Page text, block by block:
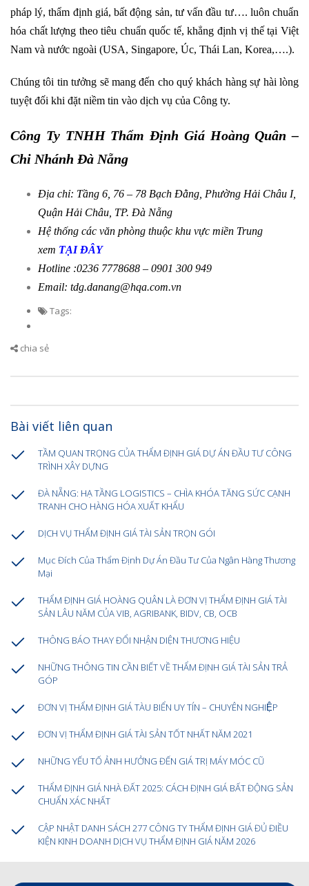
pháp lý, thẩm định giá, bất động sản, tư vấn đầu tư…. luôn chuẩn
hóa chất lượng theo tiêu chuẩn quốc tế, khẳng định vị thế tại Việt
Nam và nước ngoài (USA, Singapore, Úc, Thái Lan, Korea,….).
Chúng tôi tin tưởng sẽ mang đến cho quý khách hàng sự hài lòng
tuyệt đối khi đặt niềm tin vào dịch vụ của Công ty.
Công Ty TNHH Thẩm Định Giá Hoàng Quân –
Chi Nhánh Đà Nẵng
Địa chỉ: Tầng 6, 76 – 78 Bạch Đằng, Phường Hải Châu I,
Quận Hải Châu, TP. Đà Nẵng
Hệ thống các văn phòng thuộc khu vực miền Trung
xem TẠI ĐÂY
Hotline :0236 7778688 – 0901 300 949
Email: tdg.danang@hqa.com.vn
Tags:
chia sẻ
Bài viết liên quan
TẦM QUAN TRỌNG CỦA THẨM ĐỊNH GIÁ DỰ ÁN ĐẦU TƯ CÔNG
TRÌNH XÂY DỰNG
ĐÀ NẴNG: HẠ TẦNG LOGISTICS – CHÌA KHÓA TĂNG SỨC CẠNH
TRANH CHO HÀNG HÓA XUẤT KHẨU
DỊCH VỤ THẨM ĐỊNH GIÁ TÀI SẢN TRỌN GÓI
Mục Đích Của Thẩm Định Dự Án Đầu Tư Của Ngân Hàng Thương
Mại
THẨM ĐỊNH GIÁ HOÀNG QUÂN LÀ ĐƠN VỊ THẨM ĐỊNH GIÁ TÀI
SẢN LÂU NĂM CỦA VIB, AGRIBANK, BIDV, CB, OCB
THÔNG BÁO THAY ĐỔI NHẬN DIỆN THƯƠNG HIỆU
NHỮNG THÔNG TIN CẦN BIẾT VỀ THẨM ĐỊNH GIÁ TÀI SẢN TRẢ
GÓP
ĐƠN VỊ THẨM ĐỊNH GIÁ TÀU BIỂN UY TÍN – CHUYÊN NGHIỆP
ĐƠN VỊ THẨM ĐỊNH GIÁ TÀI SẢN TỐT NHẤT NĂM 2021
NHỮNG YẾU TỐ ẢNH HƯỞNG ĐẾN GIÁ TRỊ MÁY MÓC CŨ
THẨM ĐỊNH GIÁ NHÀ ĐẤT 2025: CÁCH ĐỊNH GIÁ BẤT ĐỘNG SẢN
CHUẨN XÁC NHẤT
CẬP NHẬT DANH SÁCH 277 CÔNG TY THẨM ĐỊNH GIÁ ĐỦ ĐIỀU
KIỆN KINH DOANH DỊCH VỤ THẨM ĐỊNH GIÁ NĂM 2026